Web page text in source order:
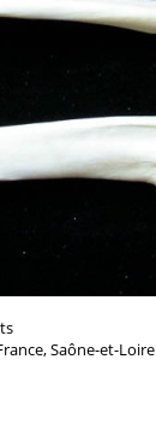
Saône-et-Loire